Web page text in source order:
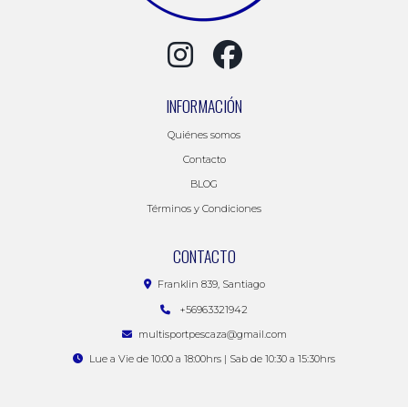
INFORMACIÓN
Quiénes somos
Contacto
BLOG
Términos y Condiciones
CONTACTO
Franklin 839, Santiago
+56963321942
multisportpescaza@gmail.com
Lue a Vie de 10:00 a 18:00hrs | Sab de 10:30 a 15:30hrs